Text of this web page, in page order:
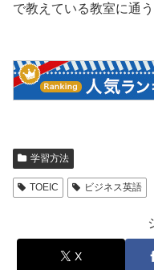
で教えている教室に通
学習方法
TOEIC ビジネス英語
X